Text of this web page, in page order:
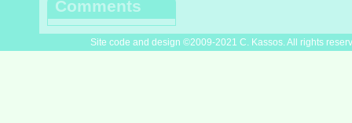
Comments
Site code and design ©2009-2021 C. Kassos. All rights